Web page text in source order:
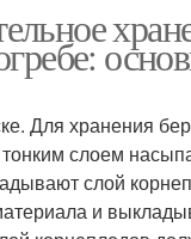
Для хранения
слоем
слой
и